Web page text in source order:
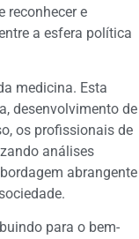
reconhecer e
a esfera política
medicina. Esta
desenvolvimento de
os profissionais de
análises
abrangente
para o bem-